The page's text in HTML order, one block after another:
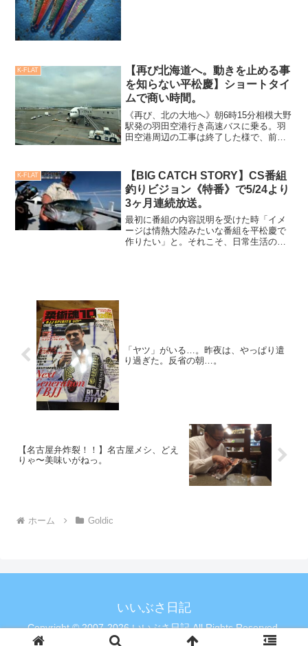
K-FLAT
【再び北海道へ。動きを止める事
を知らない平松慶】ショートタイ
ムで商い時間。
《再び、北の大地へ》朝6時15分相模大野
駅発の羽田空港行き高速バスに乗る。羽
田空港周辺の工事は終了した様で、前と
いた時の仕事を片付け、やる事はやっ
た。ひと安心だ。高速バ...
K-FLAT
【BIG CATCH STORY】CS番組
釣りビジョン《特番》で5/24より
3ヶ月連続放送。
最初に番組の内容説明を受けた時「イメ
ージは情熱大陸みたいな番組を平松慶で
作りたい」と。それこそ、日常生活の柔
「ヤツ」がいる…。昨夜は、やっぱり遣
り過ぎた。反省の朝…。
【名古屋弁炸裂！！】名古屋メシ、どえ
りゃ〜美味いがねっ。
ホーム Goldic
いいぶさ日記
Copyright © 2007-2026 いいぶさ日記 All Rights Reserved.